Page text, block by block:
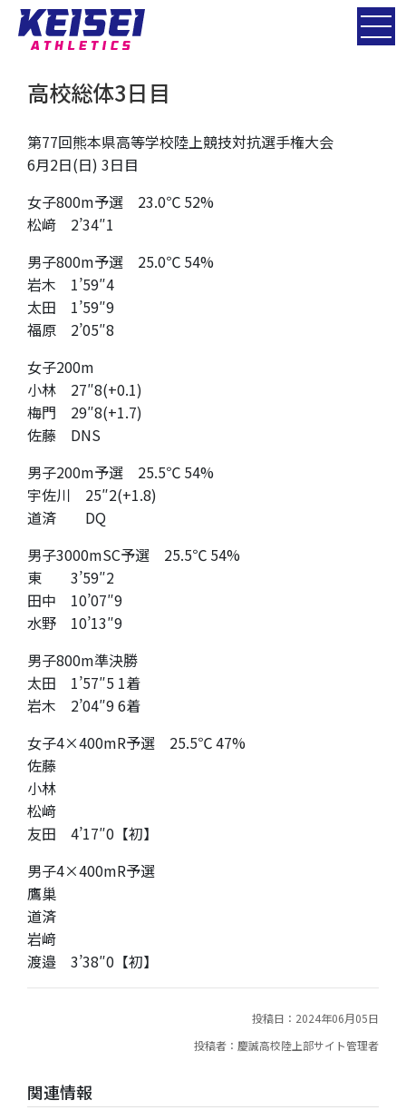
高校総体3日目
第77回熊本県高等学校陸上競技対抗選手権大会
6月2日(日) 3日目
女子800m予選 23.0℃ 52%
松﨑 2’34″1
男子800m予選 25.0℃ 54%
岩木 1’59″4
太田 1’59″9
福原 2’05″8
女子200m
小林 27″8(+0.1)
梅門 29″8(+1.7)
佐藤 DNS
男子200m予選 25.5℃ 54%
宇佐川 25″2(+1.8)
道済 DQ
男子3000mSC予選 25.5℃ 54%
東 3’59″2
田中 10’07″9
水野 10’13″9
男子800m準決勝
太田 1’57″5 1着
岩木 2’04″9 6着
女子4×400mR予選 25.5℃ 47%
佐藤
小林
松﨑
友田 4’17″0【初】
男子4×400mR予選
鷹巢
道済
岩﨑
渡邉 3’38″0【初】
投稿日：2024年06月05日
投稿者：慶誠高校陸上部サイト管理者
関連情報